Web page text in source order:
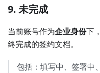
9. 未完成
当前账号作为企业身份下
终完成的签约文档。
包括：填写中、签署中